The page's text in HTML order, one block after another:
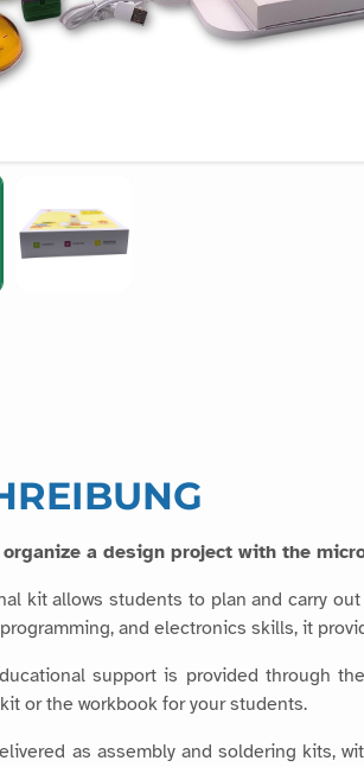
organize a design project with the
kit allows students to plan and carry
and electronics skills, it
support is provided through the
or the workbook for your students.
as assembly and soldering kits,